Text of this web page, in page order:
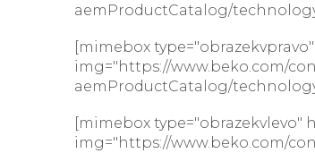
aemProductCatalog/
[mimebox
img="https://www.beko.com/
aemProductCatalog/
[mimebox type="obrazekvlevo"
img="https://www.beko.com/